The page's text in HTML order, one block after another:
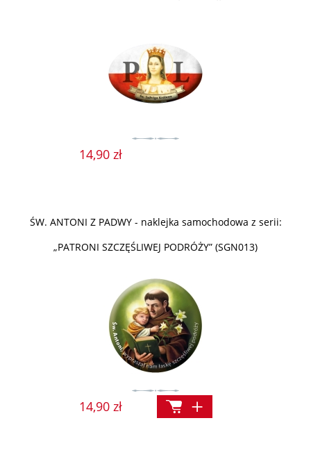
14,90 zł
ŚW. ANTONI Z PADWY - naklejka samochodowa z serii:
„PATRONI SZCZĘŚLIWEJ PODRÓŻY” (SGN013)
14,90 zł